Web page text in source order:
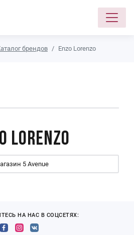
брендов Enzo Lorenzo
Lorenzo
5 Avenue
НА НАС В СОЦСЕТЯХ: